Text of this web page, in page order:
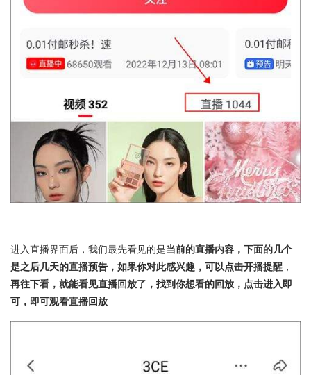
进入直播界面后，我们最先看见的是当前的直播内容，下面的几个
是之后几天的直播预告，如果你对此感兴趣，可以点击开播提醒 ，
再往下看，就能看见直播回放了，找到你想看的回放，点击进入即
可，即可观看直播回放